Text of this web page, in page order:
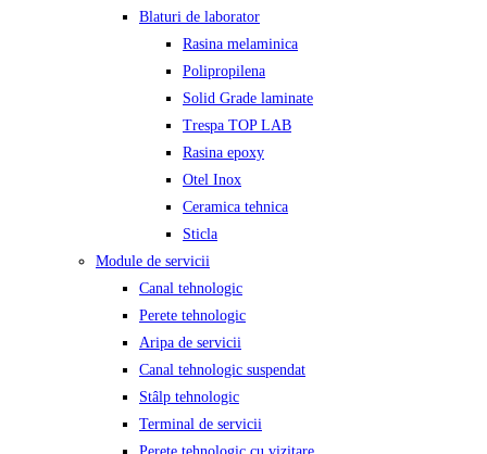
Blaturi de laborator
Rasina melaminica
Polipropilena
Solid Grade laminate
Trespa TOP LAB
Rasina epoxy
Otel Inox
Ceramica tehnica
Sticla
Module de servicii
Canal tehnologic
Perete tehnologic
Aripa de servicii
Canal tehnologic suspendat
Stâlp tehnologic
Terminal de servicii